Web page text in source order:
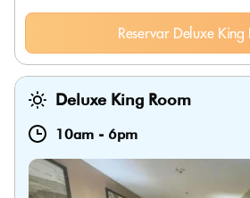
Reservar Deluxe King
Deluxe King Room
10am - 6pm